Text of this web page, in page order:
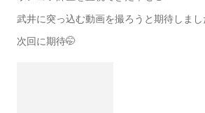
武井に突っ込む動画を撮ろうと期待しまし
次回に期待🤭